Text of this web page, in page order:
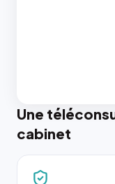
Une
cabinet